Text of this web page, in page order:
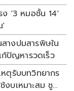
'3 หมอชั้น 14'
'
างปมสารพิษใน
ปัญหารวดเร็ว
ตุรับบทวิทยากร
งบเหมาะสม ชู